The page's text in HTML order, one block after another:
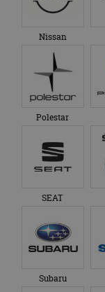
Nissan
Polestar
SEAT
Subaru